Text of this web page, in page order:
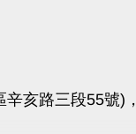
亥路三段55號)，